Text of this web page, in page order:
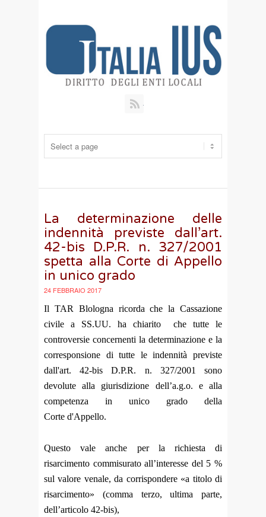
La determinazione delle
indennità previste dall’art.
42-bis D.P.R. n. 327/2001
spetta alla Corte di Appello
in unico grado
24 FEBBRAIO 2017
Il TAR Blologna ricorda che la Cassazione
civile a SS.UU. ha chiarito che tutte le
controversie concernenti la determinazione e la
corresponsione di tutte le indennità previste
dall'art. 42-bis D.P.R. n. 327/2001 sono
devolute alla giurisdizione dell’a.g.o. e alla
competenza in unico grado della
Corte d'Appello.
Questo vale anche per la richiesta di
risarcimento commisurato all’interesse del 5 %
sul valore venale, da corrispondere «a titolo di
risarcimento» (comma terzo, ultima parte,
dell’articolo 42-bis),